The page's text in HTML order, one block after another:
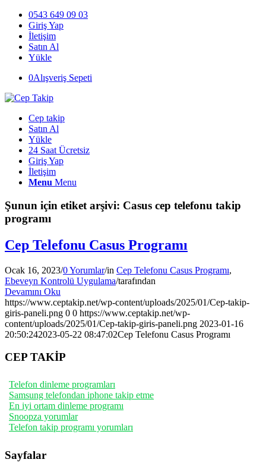
0543 649 09 03
Giriş Yap
İletişim
Satın Al
Yükle
0Alışveriş Sepeti
Cep takip
Satın Al
Yükle
24 Saat Ücretsiz
Giriş Yap
İletişim
Menu Menu
Şunun için etiket arşivi: Casus cep telefonu takip
programı
Cep Telefonu Casus Programı
Ocak 16, 2023/0 Yorumlar/in Cep Telefonu Casus Programı,
Ebeveyn Kontrolü Uygulama/tarafından
Devamını Oku
https://www.ceptakip.net/wp-content/uploads/2025/01/Cep-takip-
giris-paneli.png 0 0 https://www.ceptakip.net/wp-
content/uploads/2025/01/Cep-takip-giris-paneli.png 2023-01-16
20:50:242023-05-22 08:47:02Cep Telefonu Casus Programı
CEP TAKİP
Telefon dinleme programları
Samsung telefondan iphone takip etme
En iyi ortam dinleme programı
Snoopza yorumlar
Telefon takip programı yorumları
Sayfalar